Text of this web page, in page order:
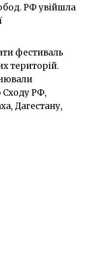
РФ увійшла
фестиваль
територій.
Сходу РФ,
Дагестану,